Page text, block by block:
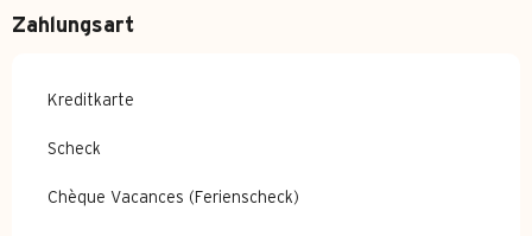
Zahlungsart
Kreditkarte
Scheck
Chèque Vacances (Ferienscheck)